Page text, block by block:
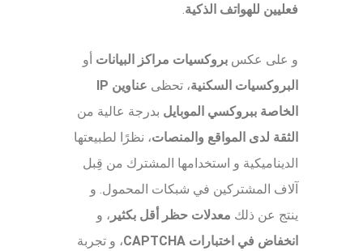
فعليين للهواتف الذكية
و على عكس بروكسيات مراكز البيانات أو
البروكسيات السكنية، تحظى
عناوين IP
الخاصة ببروكسي الموبايل بدرجة عالية من
الثقة لدى المواقع والمنصات، نظرًا لطبيعتها
الديناميكية و استخدامها المشترك من قِبل
آلاف المشتركين في شبكات المحمول. و
ينتج عن ذلك معدلات حظر أقل بكثير ، و
انخفاض في اختبارات CAPTCHA
، و تجربة